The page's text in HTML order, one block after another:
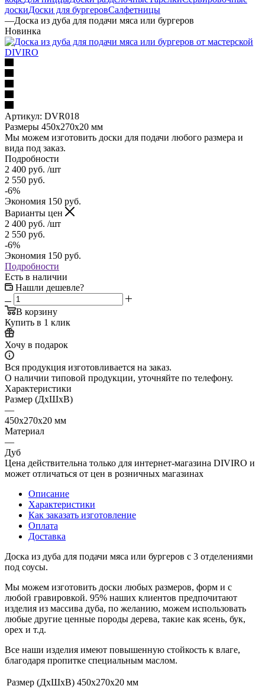
доскиДоски для бургеровСалфетницы
—Доска из дуба для подачи мяса или бургеров
Новинка
Артикул: DVR018
Размеры 450x270x20 мм
Мы можем изготовить доски для подачи любого размера и
вида под заказ.
Подробности
2 400 руб. /шт
2 550 руб.
-6%
Экономия 150 руб.
Варианты цен
2 400 руб. /шт
2 550 руб.
-6%
Экономия 150 руб.
Подробности
Есть в наличии
Нашли дешевле?
В корзину
Купить в 1 клик
Хочу в подарок
Вся продукция изготовливается на заказ.
О наличии типовой продукции, уточняйте по телефону.
Характеристики
Размер (ДxШxВ)
—
450x270x20 мм
Материал
—
Дуб
Цена действительна только для интернет-магазина DIVIRO и
может отличаться от цен в розничных магазинах
Описание
Характеристики
Как заказать изготовление
Оплата
Доставка
Доска из дуба для подачи мяса или бургеров с 3 отделениями
под соусы.
Мы можем изготовить доски любых размеров, форм и с
любой гравировкой. 95% наших клиентов предпочитают
изделия из массива дуба, по желанию, можем использовать
любые другие ценные породы дерева, такие как ясень, бук,
орех и т.д.
Все наши изделия имеют повышенную стойкость к влаге,
благодаря пропитке специальным маслом.
Размер (ДxШxВ) 450x270x20 мм